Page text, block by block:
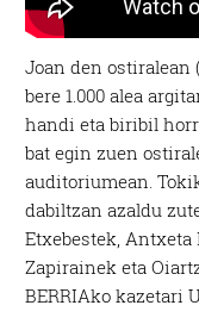
Joan den ostiralean
bere 1.000 alea
handi eta biribil
bat egin zuen
auditoriumean.
dabiltzan azaldu
Etxebestek,
Zapirainek eta
BERRIAko kazetari